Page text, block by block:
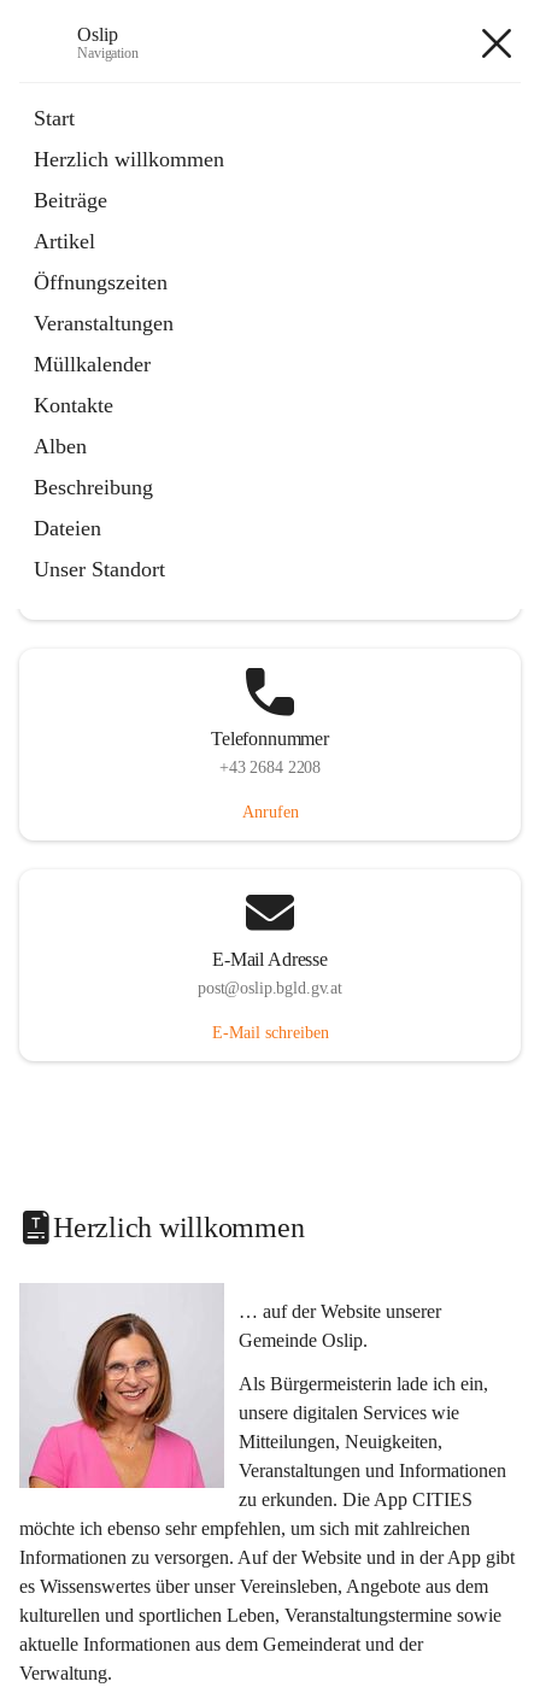
Oslip
Navigation
Start
Herzlich willkommen
Beiträge
Artikel
Öffnungszeiten
Veranstaltungen
Müllkalender
Kontakte
Alben
Beschreibung
Dateien
Unser Standort
Externe Webseite
in
Tab
Bundeskanzleramt Österreich
Externe Webseite
öffnet
in
neuem
Tab
Telefonnummer
+43 2684 2208
Anrufen
E-Mail Adresse
post@oslip.bgld.gv.at
E-Mail schreiben
Herzlich willkommen
… auf der Website unserer
Gemeinde Oslip.
Als Bürgermeisterin lade ich ein,
unsere digitalen Services wie
Mitteilungen, Neuigkeiten,
Veranstaltungen und Informationen
zu erkunden. Die App CITIES
möchte ich ebenso sehr empfehlen, um sich mit zahlreichen
Informationen zu versorgen. Auf der Website und in der App gibt
es Wissenswertes über unser Vereinsleben, Angebote aus dem
kulturellen und sportlichen Leben, Veranstaltungstermine sowie
aktuelle Informationen aus dem Gemeinderat und der
Verwaltung.